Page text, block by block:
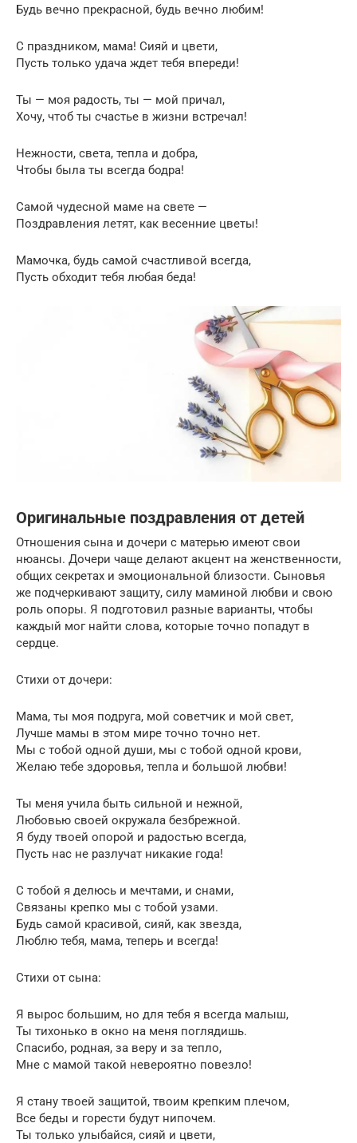
Будь вечно прекрасной, будь вечно любим!
С праздником, мама! Сияй и цвети,
Пусть только удача ждет тебя впереди!
Ты — моя радость, ты — мой причал,
Хочу, чтоб ты счастье в жизни встречал!
Нежности, света, тепла и добра,
Чтобы была ты всегда бодра!
Самой чудесной маме на свете —
Поздравления летят, как весенние цветы!
Мамочка, будь самой счастливой всегда,
Пусть обходит тебя любая беда!
Оригинальные поздравления от детей
Отношения сына и дочери с матерью имеют свои
нюансы. Дочери чаще делают акцент на женственности,
общих секретах и эмоциональной близости. Сыновья
же подчеркивают защиту, силу маминой любви и свою
роль опоры. Я подготовил разные варианты, чтобы
каждый мог найти слова, которые точно попадут в
сердце.
Стихи от дочери:
Мама, ты моя подруга, мой советчик и мой свет,
Лучше мамы в этом мире точно точно нет.
Мы с тобой одной души, мы с тобой одной крови,
Желаю тебе здоровья, тепла и большой любви!
Ты меня учила быть сильной и нежной,
Любовью своей окружала безбрежной.
Я буду твоей опорой и радостью всегда,
Пусть нас не разлучат никакие года!
С тобой я делюсь и мечтами, и снами,
Связаны крепко мы с тобой узами.
Будь самой красивой, сияй, как звезда,
Люблю тебя, мама, теперь и всегда!
Стихи от сына:
Я вырос большим, но для тебя я всегда малыш,
Ты тихонько в окно на меня поглядишь.
Спасибо, родная, за веру и за тепло,
Мне с мамой такой невероятно повезло!
Я стану твоей защитой, твоим крепким плечом,
Все беды и горести будут нипочем.
Ты только улыбайся, сияй и цвети,